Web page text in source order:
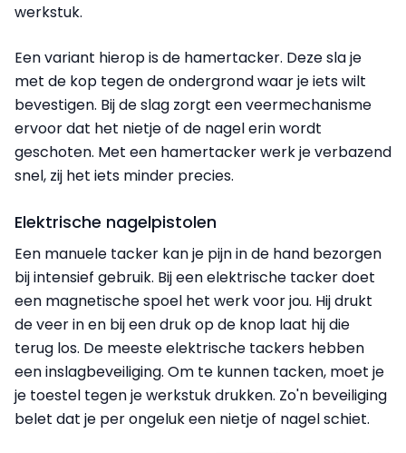
werkstuk.
Een variant hierop is de hamertacker. Deze sla je
met de kop tegen de ondergrond waar je iets wilt
bevestigen. Bij de slag zorgt een veermechanisme
ervoor dat het nietje of de nagel erin wordt
geschoten. Met een hamer­tacker werk je verbazend
snel, zij het iets minder precies.
Elektrische nagelpistolen
Een manuele tacker kan je pijn in de hand bezorgen
bij intensief gebruik. Bij een elektrische tacker doet
een magnetische spoel het werk voor jou. Hij drukt
de veer in en bij een druk op de knop laat hij die
terug los. De meeste elek­trische tackers hebben
een inslag­beveiliging. Om te kunnen tacken, moet je
je toestel tegen je werkstuk drukken. Zo'n beveiliging
belet dat je per ongeluk een nietje of nagel schiet.